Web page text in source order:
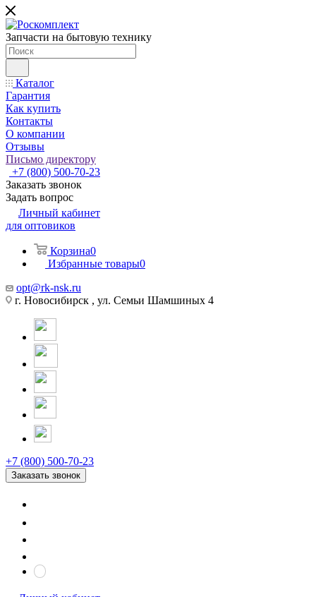
Запчасти на бытовую технику
Каталог
Гарантия
Как купить
Контакты
О компании
Отзывы
Письмо директору
+7 (800) 500-70-23
Заказать звонок
Задать вопрос
Личный кабинет
для оптовиков
Корзина0
Избранные товары0
opt@rk-nsk.ru
г. Новосибирск , ул. Семьи Шамшиных 4
+7 (800) 500-70-23
Заказать звонок